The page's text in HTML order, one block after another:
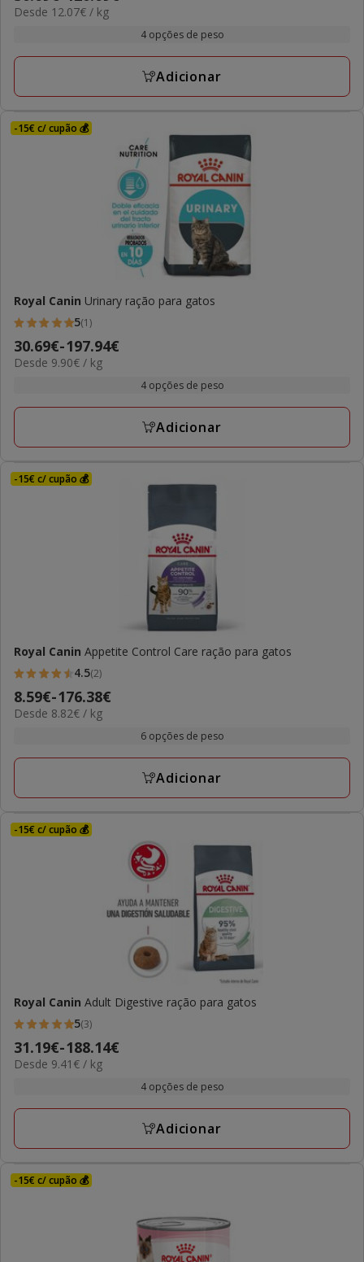
de
a
12.07€
Desde 12.07€ / kg
4 opções de peso
Adicionar
-15€ c/ cupão 💰
Royal Canin Urinary ração para gatos
5
estrelas
com
avaliações
5(1)
Preço
de
a
30.69€-197.94€
9.90€
Desde 9.90€ / kg
4 opções de peso
Adicionar
-15€ c/ cupão 💰
Royal Canin Appetite Control Care ração para gatos
4.5
estrelas
com
avaliações
4.5(2)
Preço
de
a
8.59€-176.38€
8.82€
Desde 8.82€ / kg
6 opções de peso
Adicionar
-15€ c/ cupão 💰
Royal Canin Adult Digestive ração para gatos
5
estrelas
com
avaliações
5(3)
Preço
de
a
31.19€-188.14€
9.41€
Desde 9.41€ / kg
4 opções de peso
Adicionar
-15€ c/ cupão 💰